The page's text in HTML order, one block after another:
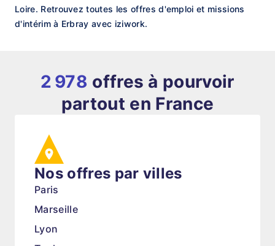
Loire. Retrouvez toutes les offres d'emploi et missions
d'intérim à Erbray avec iziwork.
2 978 offres à pourvoir
partout en France
Nos offres par villes
Paris
Marseille
Lyon